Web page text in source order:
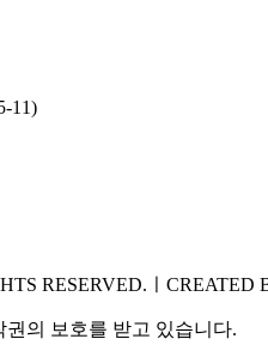
11)
RESERVED. CREATED
의 보호를 받고 있습니다.